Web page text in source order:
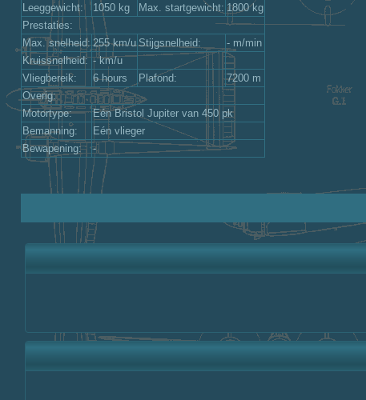
Leeggewicht:
1050 kg Max. startgewicht: 1800 kg
Prestaties:
Max. snelheid: 255 km/u Stijgsnelheid:
- m/min
Kruissnelheid: - km/u
Vliegbereik:
6 hours Plafond:
7200 m
Overig:
Motortype:
Eén Bristol Jupiter van 450 pk
Bemanning:
Eén vlieger
Bewapening:
-